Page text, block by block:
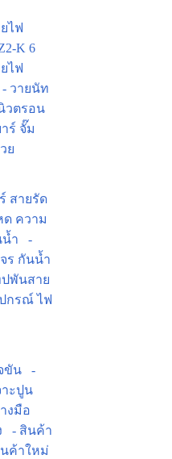
ไฟ
K 6
ไฟ
- วายนัท
วตรอน
ร์ จั๊ม
ย
สายรัด
ด ความ
น้ำ
-
ร กันน้ำ
ปพันสาย
กรณ์ ไฟ
ขัน
-
าะปูน
งมือ
- สินค้า
ค้าใหม่